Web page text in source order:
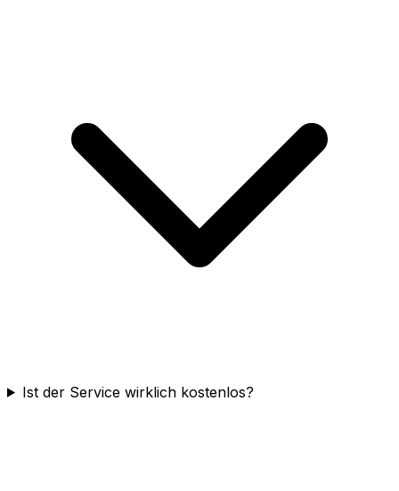
Ist der Service wirklich kostenlos?